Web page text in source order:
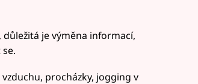
je výměna informací,
procházky, jogging v